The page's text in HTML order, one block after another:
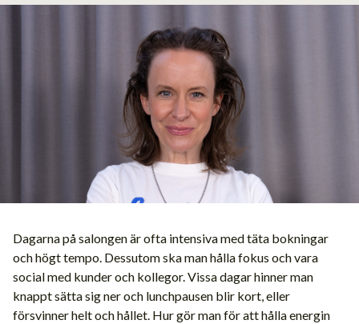
Dagarna på salongen är ofta intensiva med täta bokningar
och högt tempo. Dessutom ska man hålla fokus och vara
social med kunder och kollegor. Vissa dagar hinner man
knappt sätta sig ner och lunchpausen blir kort, eller
försvinner helt och hållet. Hur gör man för att hålla energin